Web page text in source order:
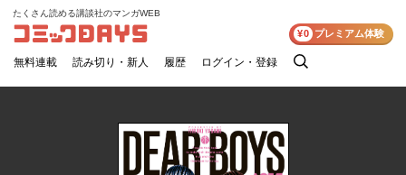
コミックDAYS
たくさん読める講談社のマンガWEB
無料連載 読み切り・新人 履歴 ログイン・登録
検
¥0 プレミアム体験